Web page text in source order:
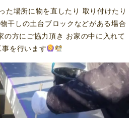
た場所に物を直したり 取り付けたり
物干しの土台ブロックなどがある場合
の方にご協力頂き お家の中に入れて
を行います